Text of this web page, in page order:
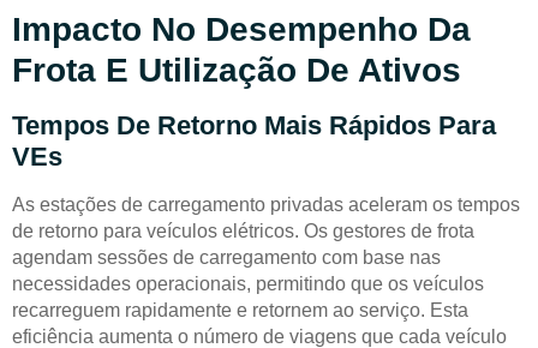
Impacto No Desempenho Da
Frota E Utilização De Ativos
Tempos De Retorno Mais Rápidos Para
VEs
As estações de carregamento privadas aceleram os tempos
de retorno para veículos elétricos. Os gestores de frota
agendam sessões de carregamento com base nas
necessidades operacionais, permitindo que os veículos
recarreguem rapidamente e retornem ao serviço. Esta
eficiência aumenta o número de viagens que cada veículo